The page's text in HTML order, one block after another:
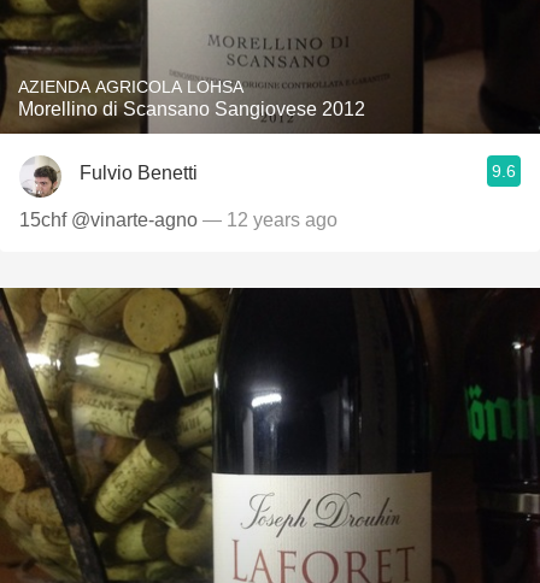
AZIENDA AGRICOLA LOHSA
Morellino di Scansano Sangiovese 2012
Fulvio Benetti 9.6
15chf @vinarte-agno — 12 years ago